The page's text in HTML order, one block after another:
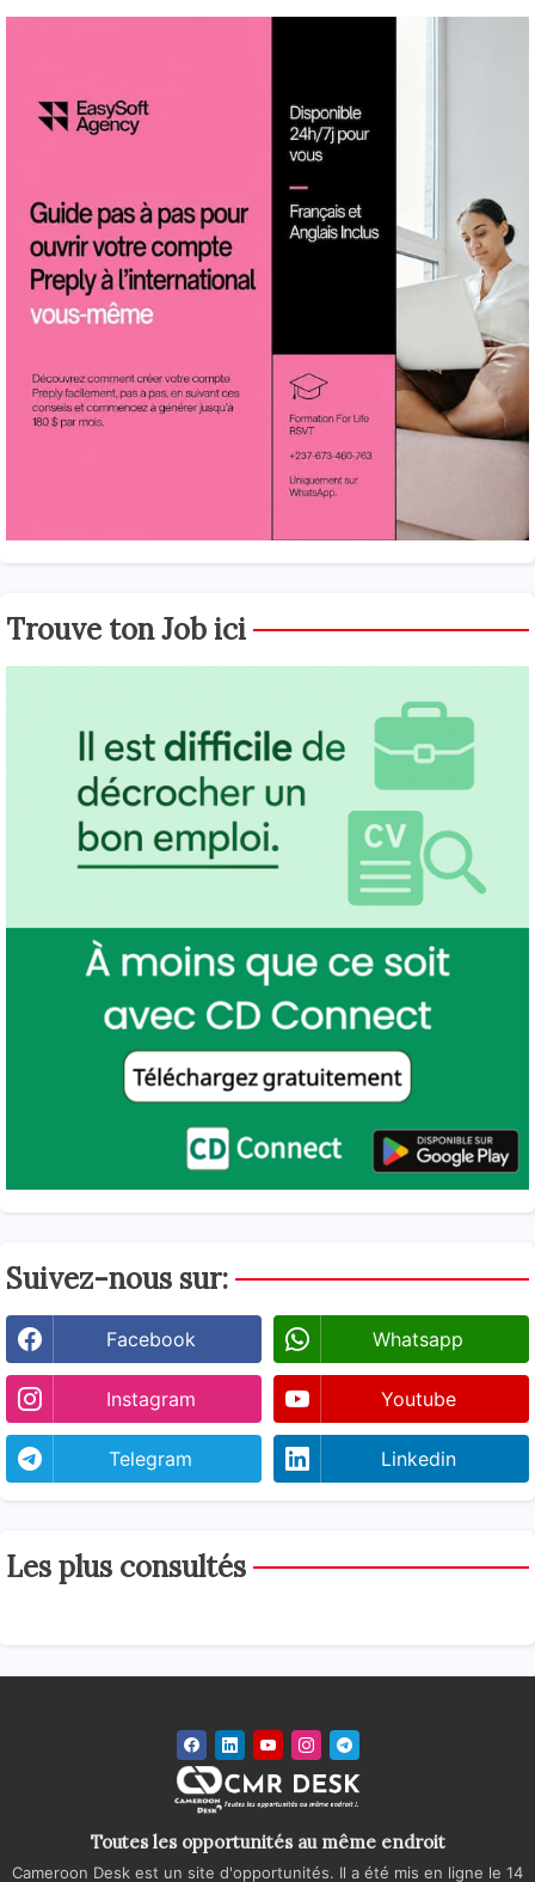
Trouve ton Job ici
Suivez-nous sur:
Facebook Whatsapp
Instagram Youtube
Telegram Linkedin
Les plus consultés
Toutes les opportunités au même endroit
Cameroon Desk est un site d'opportunités. Il a été mis en ligne le 14